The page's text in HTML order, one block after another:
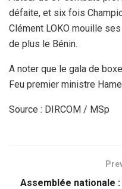
défaite, et six fois
Clément LOKO mouille
de plus le Bénin.
A noter que le gala de
Feu premier ministre
Source : DIRCOM / MSp
Assemblée nationale